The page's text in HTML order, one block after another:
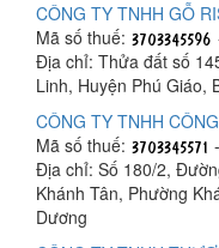
CÔNG TY TNHH GỖ
Mã số thuế:
Địa chỉ: Thửa đất số
Linh, Huyện Phú Giáo,
CÔNG TY TNHH
Mã số thuế:
Địa chỉ: Số 180/2,
Khánh Tân, Phường
Dương